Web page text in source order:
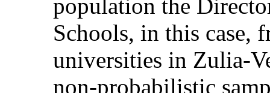
population the
Schools, in this case,
universities in Zulia-
non-probabilistic